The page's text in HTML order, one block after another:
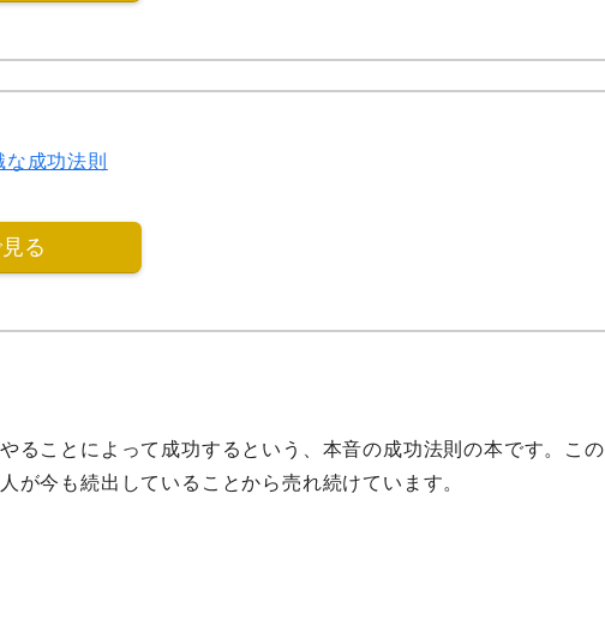
成功法則
る
ることによって成功するという、 本音の成功法則の本です。この
が今も続出していることから売れ続けています。